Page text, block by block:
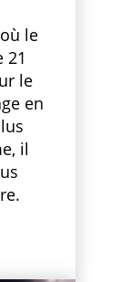
le
21
le
en
il